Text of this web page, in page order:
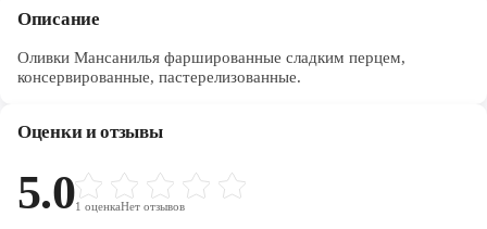
Описание
Оливки Мансанилья фаршированные сладким перцем,
консервированные, пастерелизованные.
Оценки и отзывы
5.01 оценкаНет отзывов